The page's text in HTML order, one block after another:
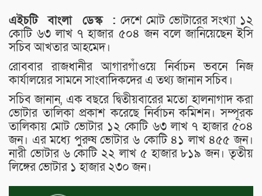
এইচটিবাংলা ডেস্ক :দেশে মোট ভোটারের সংখ্যা ১২
কোটি ৬৩ লাখ ৭ হাজার ৫০৪ জন বলে জানিয়েছেন ইসি
সচিব আখতার আহমেদ।
রোববার রাজধানীর আগারগাঁওয়ে নির্বাচন ভবনে নিজ
কার্যালয়ের সামনে সাংবাদিকদের এ তথ্য জানান সচিব।
সচিব জানান, এক বছরে দ্বিতীয়বারের মতো হালনাগাদ করা
ভোটার তালিকা প্রকাশ করেছে নির্বাচন কমিশন। সম্পূরক
তালিকায় মোট ভোটার ১২ কোটি ৬৩ লাখ ৭ হাজার ৫০৪
জন। এর মধ্যে পুরুষ ভোটার ৬ কোটি ৪১ লাখ ৪৫৫ জন।
নারী ভোটার ৬ কোটি ২২ লাখ ৫ হাজার ৮১৯ জন। তৃতীয়
লিঙ্গের ভোটার ১ হাজার ২৩০ জন।